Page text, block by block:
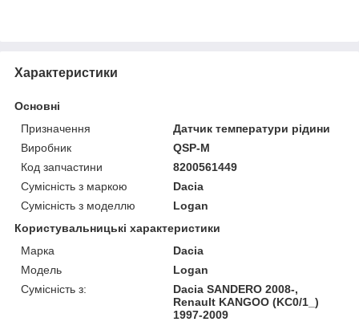
Характеристики
Основні
Призначення
Датчик температури рідини
Виробник
QSP-M
Код запчастини
8200561449
Сумісність з маркою
Dacia
Сумісність з моделлю
Logan
Користувальницькі характеристики
Марка
Dacia
Модель
Logan
Сумісність з:
Dacia SANDERO 2008-,
Renault KANGOO (KC0/1_)
1997-2009